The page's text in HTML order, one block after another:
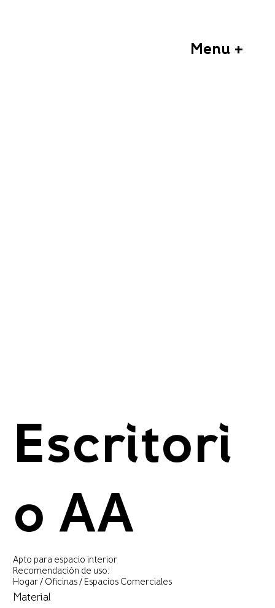
Menu +
Escritori
o AA
Apto para espacio interior
Recomendación de uso:
Hogar / Oficinas / Espacios Comerciales
Material